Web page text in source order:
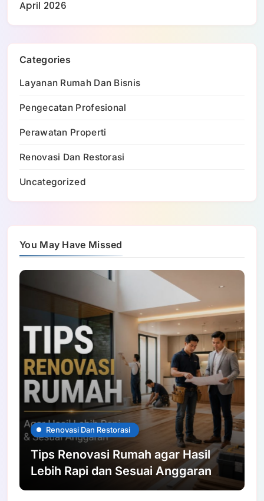
April 2026
Categories
Layanan Rumah Dan Bisnis
Pengecatan Profesional
Perawatan Properti
Renovasi Dan Restorasi
Uncategorized
You May Have Missed
Renovasi Dan Restorasi
Tips Renovasi Rumah agar Hasil
Lebih Rapi dan Sesuai Anggaran